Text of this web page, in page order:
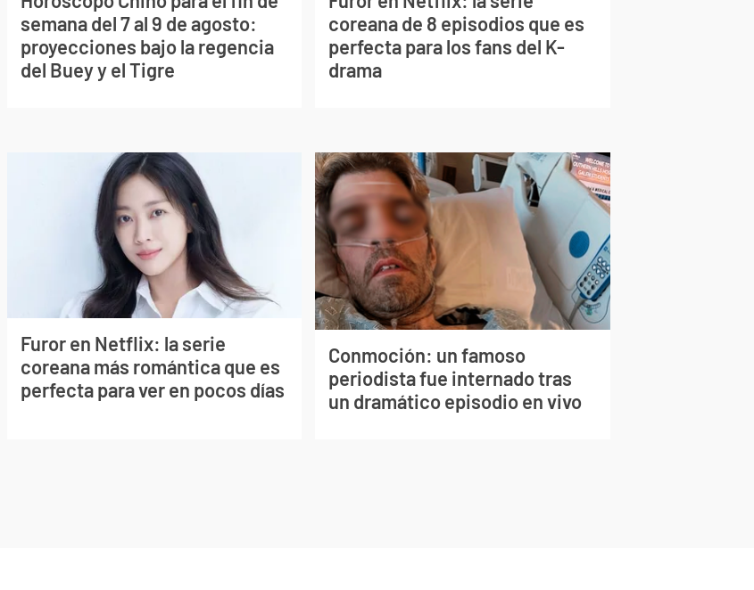
semana del 7 al 9 de agosto:
proyecciones bajo la regencia
del Buey y el Tigre
coreana de 8 episodios que es
perfecta para los fans del K-
drama
Furor en Netflix: la serie
coreana más romántica que es
perfecta para ver en pocos días
Conmoción: un famoso
periodista fue internado tras
un dramático episodio en vivo